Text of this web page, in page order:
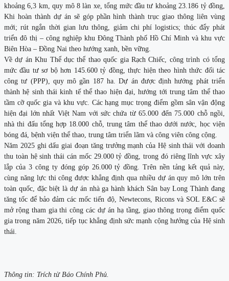
khoảng 6,3 km, quy mô 8 làn xe, tổng mức đầu tư khoảng 23.186 tỷ đồng,
Khi hoàn thành dự án sẽ góp phần hình thành trục giao thông liên vùng
mới; rút ngắn thời gian lưu thông, giảm chi phí logistics; thúc đẩy phát
triển đô thị – công nghiệp khu Đông Thành phố Hồ Chí Minh và khu vực
Biên Hòa – Đồng Nai theo hướng xanh, bền vững.
Về dự án Khu Thể dục thể thao quốc gia Rạch Chiếc, công trình có tổng
mức đầu tư sơ bộ hơn 145.600 tỷ đồng, thực hiện theo hình thức đối tác
công tư (PPP), quy mô gần 187 ha. Dự án được định hướng phát triển
thành hệ sinh thái kinh tế thể thao hiện đại, hướng tới trung tâm thể thao
tầm cỡ quốc gia và khu vực. Các hạng mục trọng điểm gồm sân vận động
hiện đại lớn nhất Việt Nam với sức chứa từ 65.000 đến 75.000 chỗ ngồi,
nhà thi đấu tổng hợp 18.000 chỗ, trung tâm thể thao dưới nước, học viện
bóng đá, bệnh viện thể thao, trung tâm triển lãm và công viên công cộng.
Năm 2025 ghi dấu giai đoạn tăng trưởng mạnh của Hệ sinh thái với doanh
thu toàn hệ sinh thái cán mốc 29.000 tỷ đồng, trong đó riêng lĩnh vực xây
lắp của 3 công ty đóng góp 26.000 tỷ đồng. Trên nền tảng kết quả này,
cùng năng lực thi công được khẳng định qua nhiều dự án quy mô lớn trên
toàn quốc, đặc biệt là dự án nhà ga hành khách Sân bay Long Thành đang
tăng tốc để bảo đảm các mốc tiến độ, Newtecons, Ricons và SOL E&C sẽ
mở rộng tham gia thi công các dự án hạ tầng, giao thông trọng điểm quốc
gia trong năm 2026, tiếp tục khẳng định sức mạnh cộng hưởng của Hệ sinh
thái.
Thông tin: Trích từ Báo Chính Phủ.